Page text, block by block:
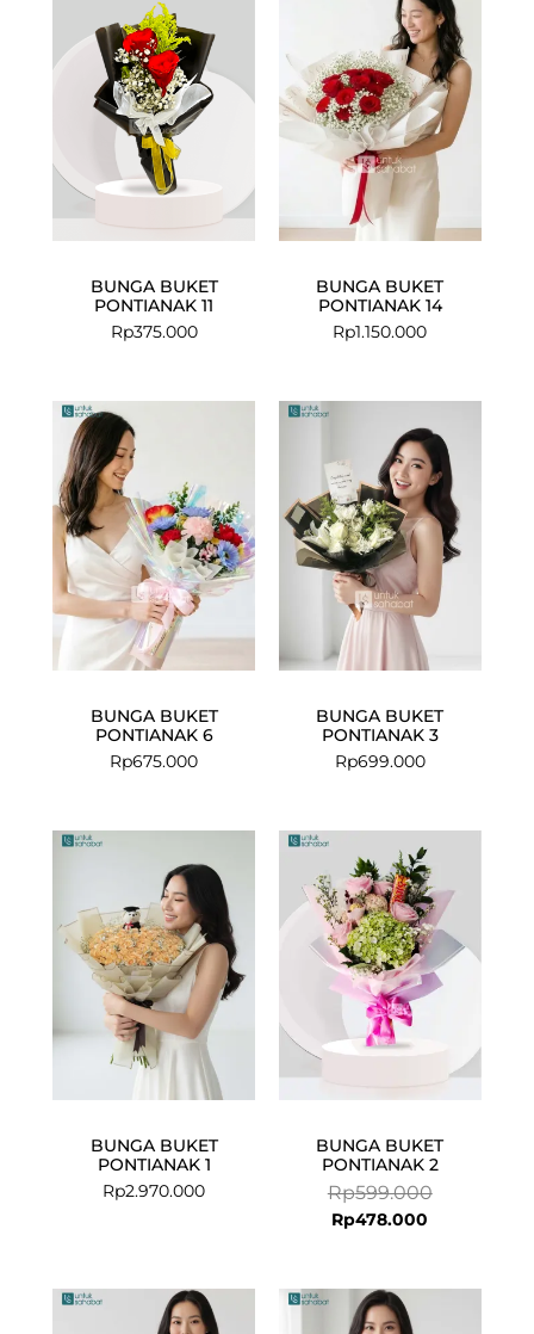
BUNGA BUKET
PONTIANAK 11
Rp375.000
BUNGA BUKET
PONTIANAK 14
Rp1.150.000
BUNGA BUKET
PONTIANAK 6
Rp675.000
BUNGA BUKET
PONTIANAK 3
Rp699.000
BUNGA BUKET
PONTIANAK 1
Rp2.970.000
BUNGA BUKET
PONTIANAK 2
Rp599.000
price
was:
Rp599.000.
Rp478.000
price
is:
Rp478.000.